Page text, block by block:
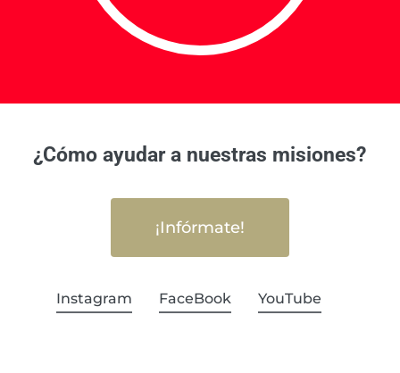
¿Cómo ayudar a nuestras misiones?
¡Infórmate!
Instagram FaceBook YouTube